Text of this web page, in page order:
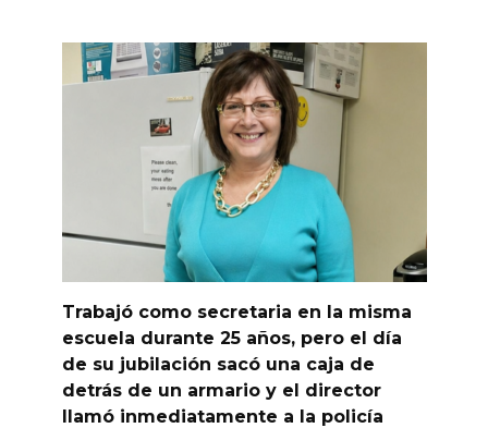
Trabajó como secretaria en la misma
escuela durante 25 años, pero el día
de su jubilación sacó una caja de
detrás de un armario y el director
llamó inmediatamente a la policía